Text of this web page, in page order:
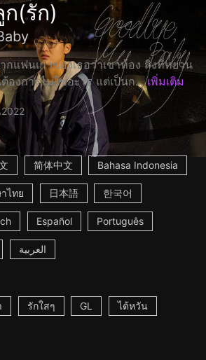
(รัก)
แฟนเก่าของเธอว่าเขาท้อง สิ่งที่หยวน
องการไม่ใช่อะไร แต่เป็นก... เพิ่มเติม
2022
简体中文 Bahasa Indonesia
ไทย 日本語 한국어
Español Português
العربية
รักใสๆ GL ไต้หวัน